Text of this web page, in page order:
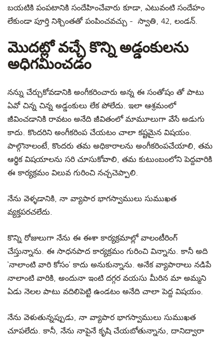
బయటికి పంపటానికి సందేహించేవారు కూడా, ఎటువంటి సందేహం
లేకుండా పూర్తి నిశ్చింతతో పంపించవచ్చు - స్వాతి, 42, లండన్.
మొదట్లో వచ్చే కొన్ని అడ్డంకులను
అధిగమించడం
నన్ను చేర్చుకోవడానికి అంగీకరించారు అన్న ఈ సంతోషం తో పాటు
ఏవో చిన్న చిన్న అడ్డంకులు లేక పోలేదు. ఇలా ఆశ్రమంలో
జీవించడానికి రావటం అనేది జీవితంలో మామూలుగా వేసే అడుగు
కాదు. కొందరిని అంగీకరింప చేయటం చాలా కష్టమైన విషయం.
పాల్గొనాలంటే, కొందరు తమ అధికారాలను అంగీకరింపచేయాలి, తమ
ఆర్థిక విషయాలను సరి చూసుకోవాలి, తమ కుటుంబంలోని పెద్దవారికి
ఈ కార్యక్రమం విలువ గురించి నచ్చచెప్పాలి.
నేను వెళ్ళడానికి, నా వ్యాపార భాగస్వాములు సుముఖత
వ్యక్తపరచలేదు.
కొన్ని రోజులుగా నేను ఈ ఈశా కార్యక్రమాల్లో వాలంటీరింగ్
చేస్తున్నాను. ఈ సాధనపాద కార్యక్రమం గురించి విన్నాను. కానీ అది
‘నాలాంటి వారి కోసం’ కాదు అనుకున్నాను. అనేక వ్యాపారాలు నడిపే
నాలాంటి వారికి, అందునా ఇంటి దగ్గర వయసు మీరిన మా అమ్మని
ఏడు నెలల పాటు వదిలిపెట్టి ఉండటం అనేది చాలా పెద్ద విషయం.
నేను వెళుతున్నప్పుడు, నా వ్యాపార భాగస్వాములు సుముఖత
చూపలేదు. కానీ, నేను నాపైనే కృషి చేయబోతున్నాను, దానిద్వారా